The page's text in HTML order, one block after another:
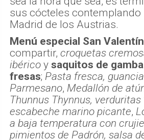
sus cócteles contemplando
Madrid de los Austrias.
Menú especial San
compartir, croquetas
ibérico y saquitos de
fresas; Pasta fresca,
Parmesano, Medallón de
Thunnus Thynnus, verduritas
escabeche marino picante,
a baja temperatura con
pimientos de Padrón, salsa